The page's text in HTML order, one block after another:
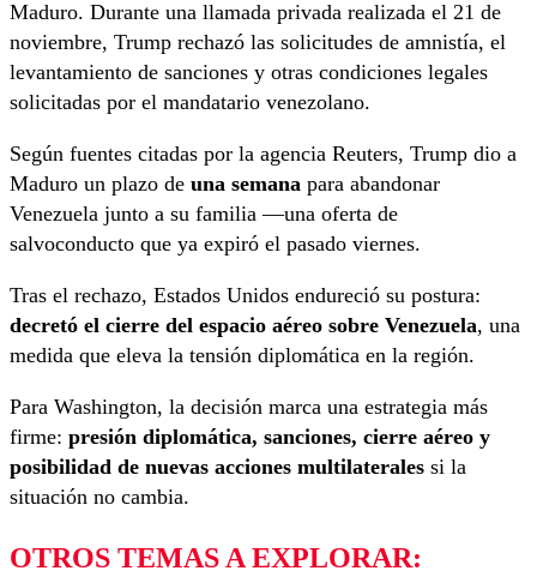
Maduro. Durante una llamada privada realizada el 21 de
noviembre, Trump rechazó las solicitudes de amnistía, el
levantamiento de sanciones y otras condiciones legales
solicitadas por el mandatario venezolano.
Según fuentes citadas por la agencia Reuters, Trump dio a
Maduro un plazo de una semana para abandonar
Venezuela junto a su familia —una oferta de
salvoconducto que ya expiró el pasado viernes.
Tras el rechazo, Estados Unidos endureció su postura:
decretó el cierre del espacio aéreo sobre Venezuela, una
medida que eleva la tensión diplomática en la región.
Para Washington, la decisión marca una estrategia más
firme: presión diplomática, sanciones, cierre aéreo y
posibilidad de nuevas acciones multilaterales si la
situación no cambia.
OTROS TEMAS A EXPLORAR: